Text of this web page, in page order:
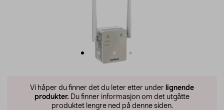
Vi håper du finner det du leter etter under lignende
produkter. Du finner informasjon om det utgåtte
produktet lengre ned på denne siden.